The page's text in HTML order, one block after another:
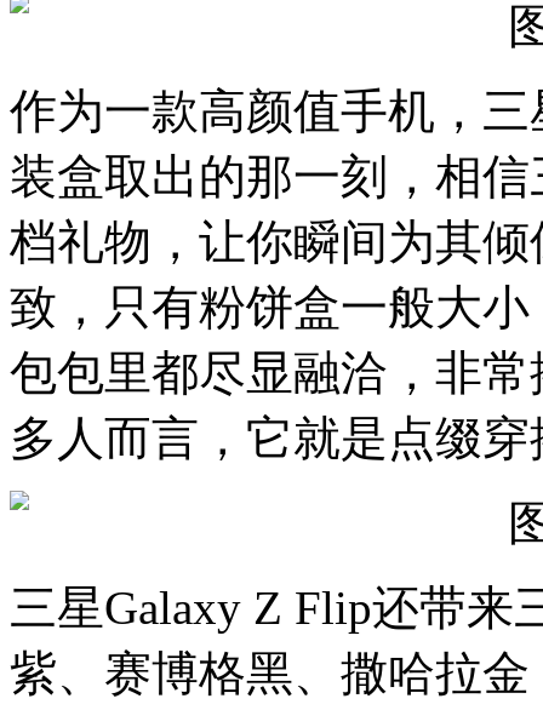
作为一款高颜值手机， 三
装盒取出的那一刻，相信
档礼物，让你瞬间为其倾
致 ， 只有粉饼盒一般大小
包包里都尽显融洽， 非常
多 人而言， 它就是点缀
三星Galaxy Z Flip还带来
紫、赛博格黑、撒哈拉金